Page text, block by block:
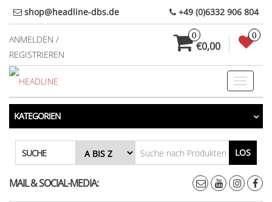
Direkt
zum
Inhalt
shop@headline-dbs.de +49 (0)6332 906 804
ANMELDEN /
REGISTRIEREN
0
€0,00
0
Toggle
KATEGORIEN
SUCHE LOS
MAIL & SOCIAL-MEDIA: